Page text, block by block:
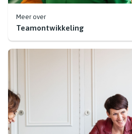
Meer over
Teamontwikkeling